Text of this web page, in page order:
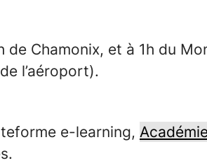
Chamonix, et à 1h du
l’aéroport).
e-learning,